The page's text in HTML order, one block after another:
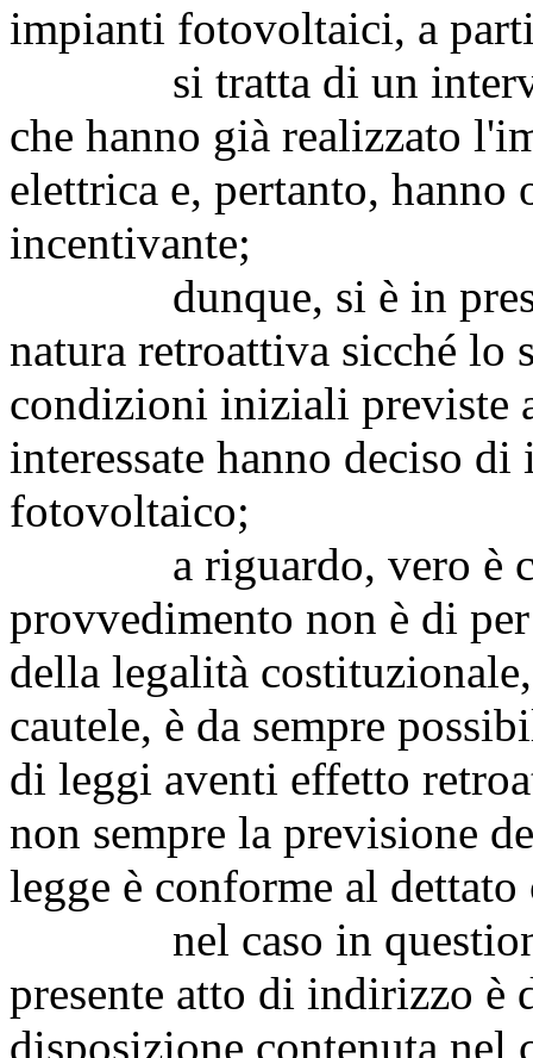
impianti fotovoltaici, a
si tratta di un
che hanno già realizzato
elettrica e, pertanto,
incentivante;
dunque, si è in
natura retroattiva sicché lo
condizioni iniziali previste
interessate hanno deciso
fotovoltaico;
a riguardo, vero è
provvedimento non è di
della legalità
cautele, è da sempre
di leggi aventi effetto
non sempre la previsione
legge è conforme al
nel caso in questione,
presente atto di indirizzo
disposizione contenuta